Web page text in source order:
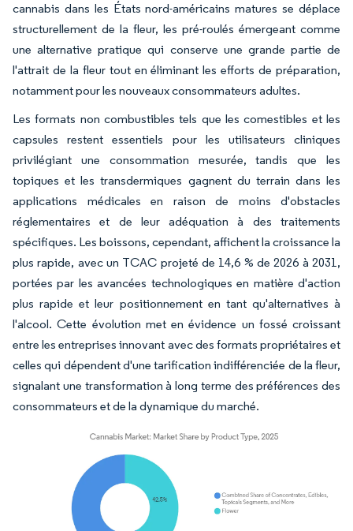
cannabis dans les États nord-américains matures se déplace
structurellement de la fleur, les pré-roulés émergeant comme
une alternative pratique qui conserve une grande partie de
l'attrait de la fleur tout en éliminant les efforts de préparation,
notamment pour les nouveaux consommateurs adultes.
Les formats non combustibles tels que les comestibles et les
capsules restent essentiels pour les utilisateurs cliniques
privilégiant une consommation mesurée, tandis que les
topiques et les transdermiques gagnent du terrain dans les
applications médicales en raison de moins d'obstacles
réglementaires et de leur adéquation à des traitements
spécifiques. Les boissons, cependant, affichent la croissance la
plus rapide, avec un TCAC projeté de 14,6 % de 2026 à 2031,
portées par les avancées technologiques en matière d'action
plus rapide et leur positionnement en tant qu'alternatives à
l'alcool. Cette évolution met en évidence un fossé croissant
entre les entreprises innovant avec des formats propriétaires et
celles qui dépendent d'une tarification indifférenciée de la fleur,
signalant une transformation à long terme des préférences des
consommateurs et de la dynamique du marché.